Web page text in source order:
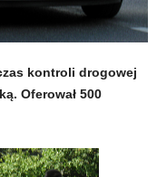
kontroli drogowej
Oferował 500